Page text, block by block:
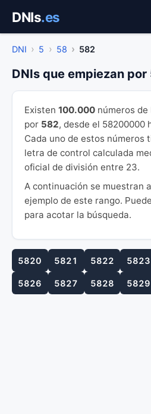
contenido
DNIs.es
DNI 5 58 582
DNIs que empiezan por
Existen 100.000 números de
por 582, desde el 58200000
Cada uno de estos números
letra de control calculada
oficial de división entre 23.
A continuación se muestran
ejemplo de este rango.
para acotar la búsqueda.
5820 5821 5822 5823
5826 5827 5828 5829